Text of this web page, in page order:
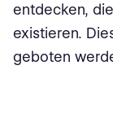
entdecken,
existieren.
geboten